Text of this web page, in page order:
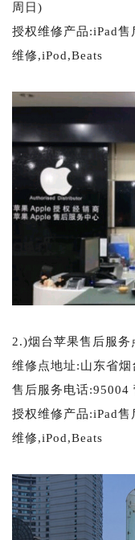
周日)
授权维修产品:iPad
维修,iPod,Beats
2.)烟台苹果售后服
维修点地址:山东省
售后服务电话:95004
授权维修产品:iPad
维修,iPod,Beats